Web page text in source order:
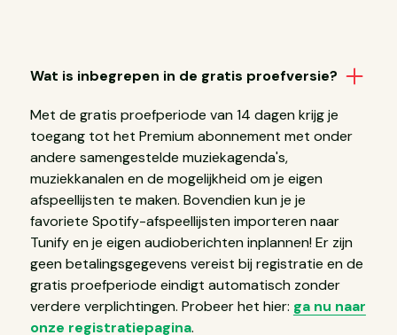
Wat is inbegrepen in de gratis proefversie?
Met de gratis proefperiode van 14 dagen krijg je
toegang tot het Premium abonnement met onder
andere samengestelde muziekagenda's,
muziekkanalen en de mogelijkheid om je eigen
afspeellijsten te maken. Bovendien kun je je
favoriete Spotify-afspeellijsten importeren naar
Tunify en je eigen audioberichten inplannen! Er zijn
geen betalingsgegevens vereist bij registratie en de
gratis proefperiode eindigt automatisch zonder
verdere verplichtingen. Probeer het hier: ga nu naar
onze registratiepagina.